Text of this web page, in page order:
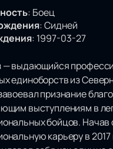
: Боец
:Сидней
: 1997-03-27
— выдающийся
единоборств из
признание
выступлениям в
бойцов.
карьеру в